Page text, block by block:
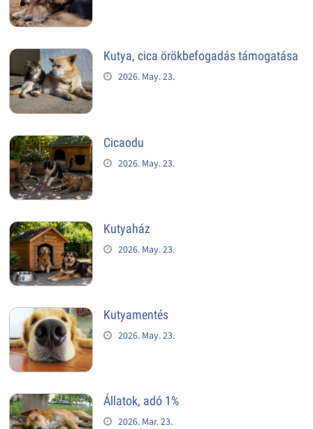
Kutya, cica örökbefogadás támogatása
2026. May. 23.
Cicaodu
2026. May. 23.
Kutyaház
2026. May. 23.
Kutyamentés
2026. May. 23.
Állatok, adó 1%
2026. Mar. 23.